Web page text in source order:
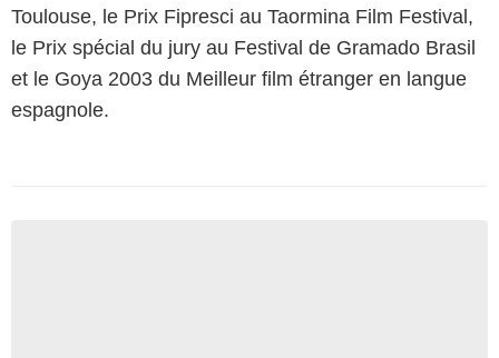
Toulouse, le Prix Fipresci au Taormina Film Festival,
le Prix spécial du jury au Festival de Gramado Brasil
et le Goya 2003 du Meilleur film étranger en langue
espagnole.